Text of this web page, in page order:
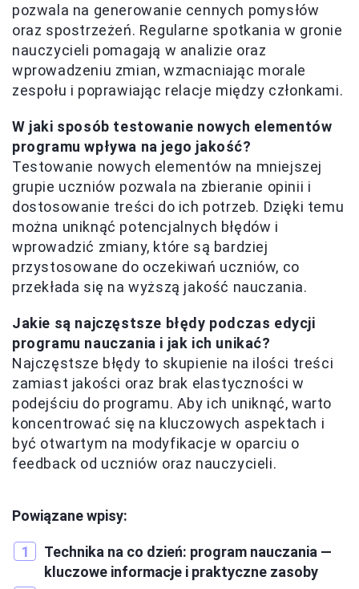
pozwala na generowanie cennych pomysłów
oraz spostrzeżeń. Regularne spotkania w gronie
nauczycieli pomagają w analizie oraz
wprowadzeniu zmian, wzmacniając morale
zespołu i poprawiając relacje między członkami.
W jaki sposób testowanie nowych elementów
programu wpływa na jego jakość?
Testowanie nowych elementów na mniejszej
grupie uczniów pozwala na zbieranie opinii i
dostosowanie treści do ich potrzeb. Dzięki temu
można uniknąć potencjalnych błędów i
wprowadzić zmiany, które są bardziej
przystosowane do oczekiwań uczniów, co
przekłada się na wyższą jakość nauczania.
Jakie są najczęstsze błędy podczas edycji
programu nauczania i jak ich unikać?
Najczęstsze błędy to skupienie na ilości treści
zamiast jakości oraz brak elastyczności w
podejściu do programu. Aby ich uniknąć, warto
koncentrować się na kluczowych aspektach i
być otwartym na modyfikacje w oparciu o
feedback od uczniów oraz nauczycieli.
Powiązane wpisy:
Technika na co dzień: program nauczania —
kluczowe informacje i praktyczne zasoby